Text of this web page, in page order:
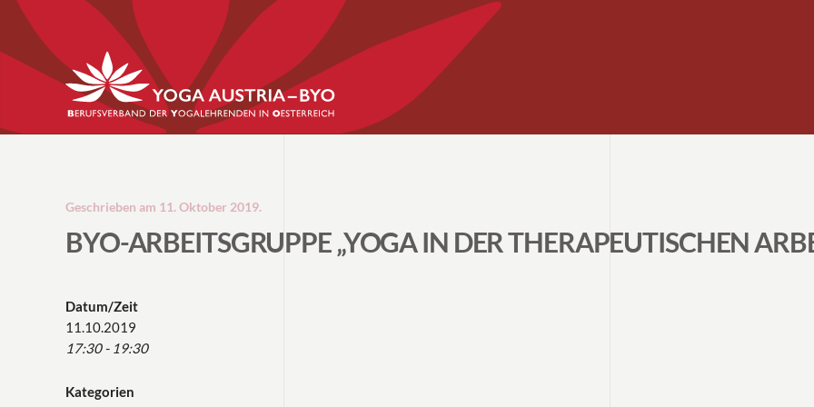
Geschrieben am 11. Oktober 2019.
BYO-ARBEITSGRUPPE „YOGA IN DER THERAPEUTISCHEN
Datum/Zeit
11.10.2019
17:30 - 19:30
Kategorien